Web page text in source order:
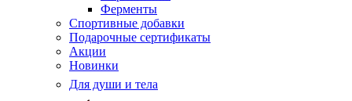
Ферменты
Спортивные добавки
Подарочные сертификаты
Акции
Новинки
Для души и тела